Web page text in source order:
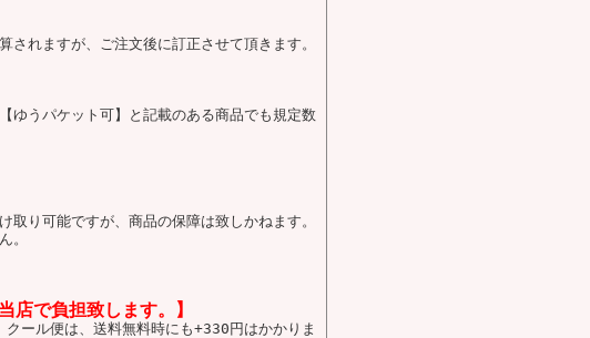
れますが、ご注文後に訂正させて頂きます。
ゆうパケット可】と記載のある商品でも規定数
取り可能ですが、商品の保障は致しかねます。
。
店で負担致します。】
ール便は、送料無料時にも+330円はかかりま